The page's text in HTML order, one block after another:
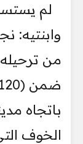
لم
وابنتيه:
من
باتجاه
الخوف